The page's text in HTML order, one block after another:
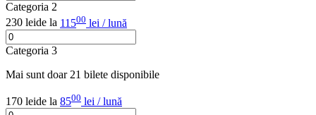
Categoria 2
230 leide la 11500 lei / lună
Categoria 3
Mai sunt doar 21 bilete disponibile
170 leide la 8500 lei / lună